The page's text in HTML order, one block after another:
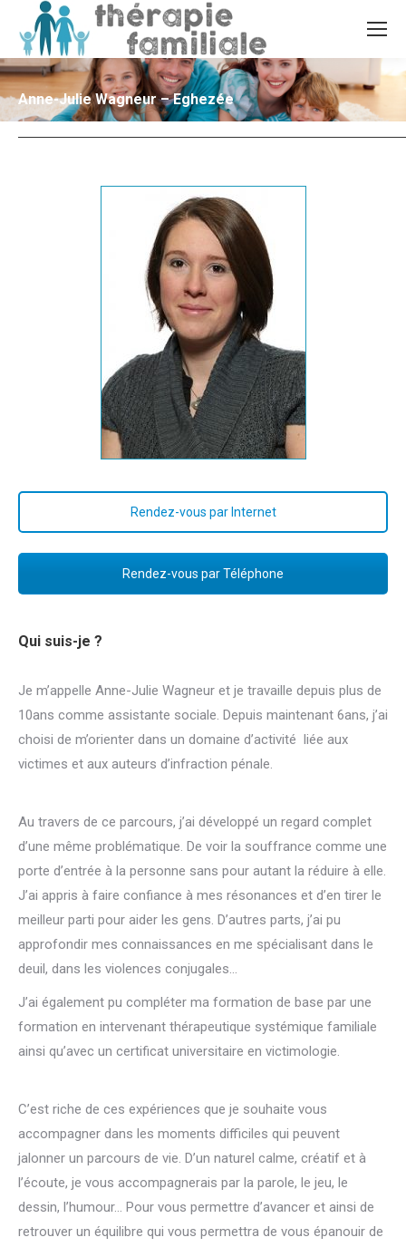
Anne-Julie Wagneur – Eghezée
Qui suis-je ?
Je m’appelle Anne-Julie Wagneur et je travaille depuis plus de
10ans comme assistante sociale. Depuis maintenant 6ans, j’ai
choisi de m’orienter dans un domaine d’activité liée aux
victimes et aux auteurs d’infraction pénale.
Au travers de ce parcours, j’ai développé un regard complet
d’une même problématique. De voir la souffrance comme une
porte d’entrée à la personne sans pour autant la réduire à elle.
J’ai appris à faire confiance à mes résonances et d’en tirer le
meilleur parti pour aider les gens. D’autres parts, j’ai pu
approfondir mes connaissances en me spécialisant dans le
deuil, dans les violences conjugales…
J’ai également pu compléter ma formation de base par une
formation en intervenant thérapeutique systémique familiale
ainsi qu’avec un certificat universitaire en victimologie.
C’est riche de ces expériences que je souhaite vous
accompagner dans les moments difficiles qui peuvent
jalonner un parcours de vie. D’un naturel calme, créatif et à
l’écoute, je vous accompagnerais par la parole, le jeu, le
dessin, l’humour… Pour vous permettre d’avancer et ainsi de
retrouver un équilibre qui vous permettra de vous épanouir de
Rendez-vous par Internet
Rendez-vous par Téléphone